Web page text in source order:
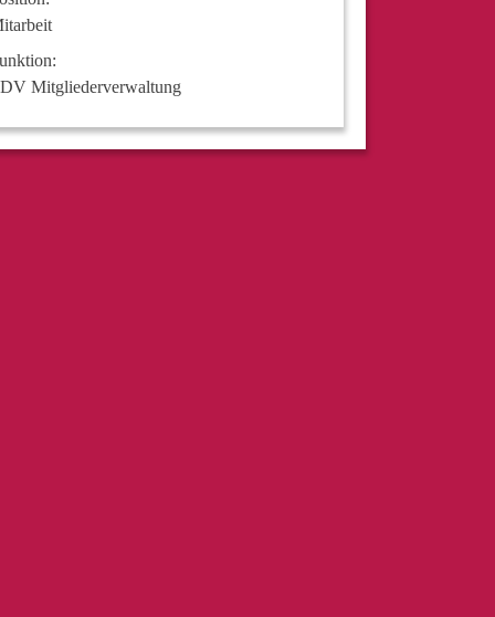
Mitgliederverwaltung